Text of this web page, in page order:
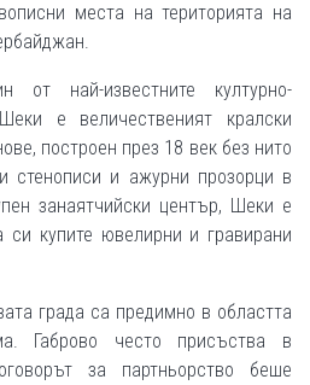
места на територията на
от най-известните културно-
е величественият кралски
построен през 18 век без нито
стенописи и ажурни прозорци в
занаятчийски център, Шеки е
купите ювелирни и гравирани
града са предимно в областта
Габрово често присъства в
за партньорство беше